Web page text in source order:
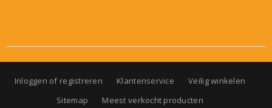
Inloggen of registreren Klantenservice
Veilig winkelen
Sitemap
Meest verkocht producten